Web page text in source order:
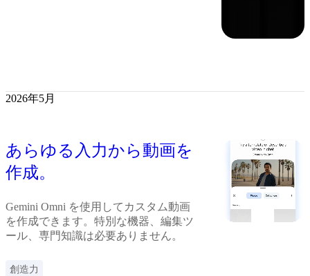
2026年5月
あらゆる入力から動画を
作成。
Gemini Omni を使用してカスタム動画
を作成できます。特別な機器、編集ツ
ール、専門知識は必要ありません。
創造力